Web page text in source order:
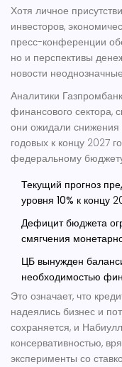
Хотя личное
инвесторов,
пресс-конференции
но и перспективы
новости
Аналитики
финансового сектора,
они ожидали снижения
годовых к концу 2027
федеральному
Текущий прогноз
уровня 10% к концу
Дефицит бюджета
смягчения
ЦБ вынужден
необходимостью
Это означает, что
надеялись бизнес и
сохраняется, и
консервативностью,
эксперименты со